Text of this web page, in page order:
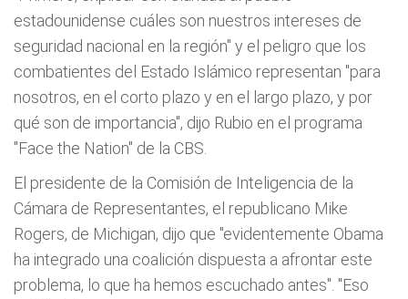
estadounidense cuáles son nuestros intereses de
seguridad nacional en la región" y el peligro que los
combatientes del Estado Islámico representan "para
nosotros, en el corto plazo y en el largo plazo, y por
qué son de importancia", dijo Rubio en el programa
"Face the Nation" de la CBS.
El presidente de la Comisión de Inteligencia de la
Cámara de Representantes, el republicano Mike
Rogers, de Michigan, dijo que "evidentemente Obama
ha integrado una coalición dispuesta a afrontar este
problema, lo que ha hemos escuchado antes". "Eso